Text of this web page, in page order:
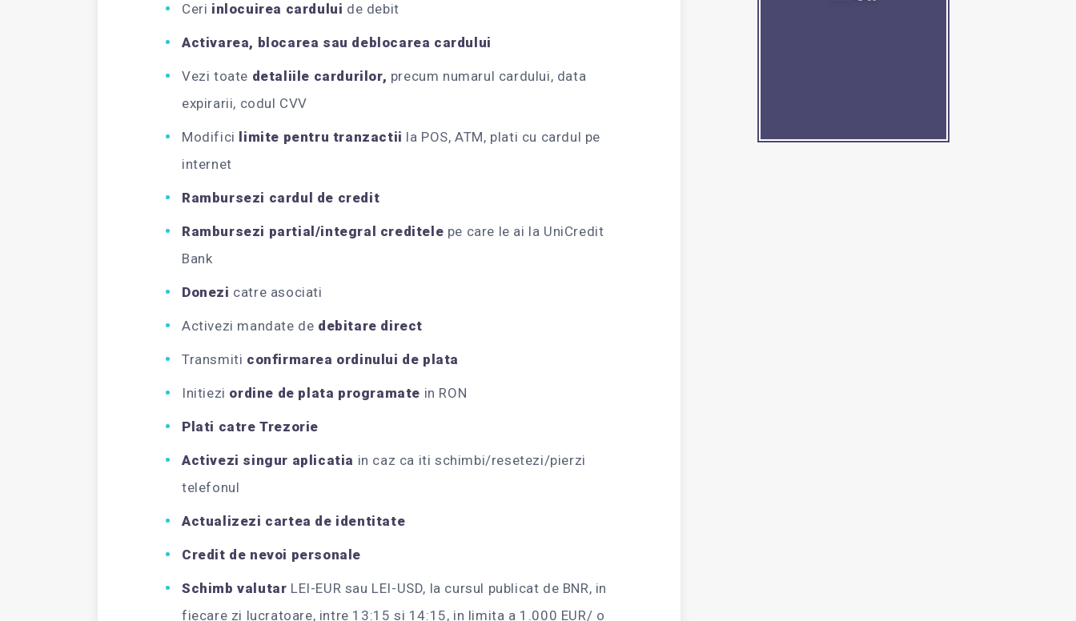
Ceri inlocuirea cardului de debit
Activarea, blocarea sau deblocarea cardului
Vezi toate detaliile cardurilor, precum numarul cardului, data
expirarii, codul CVV
Modifici limite pentru tranzactii la POS, ATM, plati cu cardul pe
internet
Rambursezi cardul de credit
Rambursezi partial/integral creditele pe care le ai la UniCredit
Bank
Donezi catre asociati
Activezi mandate de debitare direct
Transmiti confirmarea ordinului de plata
Initiezi ordine de plata programate in RON
Plati catre Trezorie
Activezi singur aplicatia in caz ca iti schimbi/resetezi/pierzi
telefonul
Actualizezi cartea de identitate
Credit de nevoi personale
Schimb valutar LEI-EUR sau LEI-USD, la cursul publicat de BNR, in
fiecare zi lucratoare, intre 13:15 si 14:15, in limita a 1.000 EUR/ o